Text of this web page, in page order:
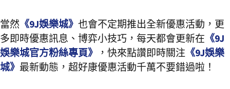
當然 《9J娛樂城》 也會不定期推出全新優惠活動，更
多即時優惠訊息、博弈小技巧，每天都會更新在 《9J
娛樂城官方粉絲專頁》
，快來點讚即時關注 《9J娛樂
城》 最新動態，超好康優惠活動千萬不要錯過啦！